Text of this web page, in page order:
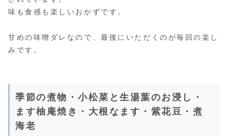
味も食感も楽しいおかずです。
甘めの味噌ダレなので、最後にいただくのが毎回の楽し
みです。
季節の煮物・小松菜と生湯葉のお浸し・
ます柚庵焼き・大根なます・紫花豆・煮
海老